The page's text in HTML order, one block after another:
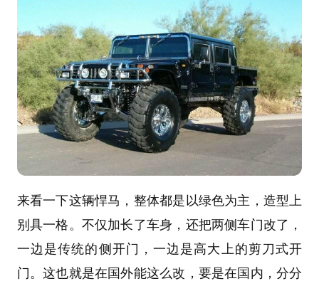
来看一下这辆悍马，整体都是以绿色为主，造型上
别具一格。不仅加长了车身，还把两侧车门改了，
一边是传统的侧开门，一边是高大上的剪刀式开
门。这也就是在国外能这么改，要是在国内，分分